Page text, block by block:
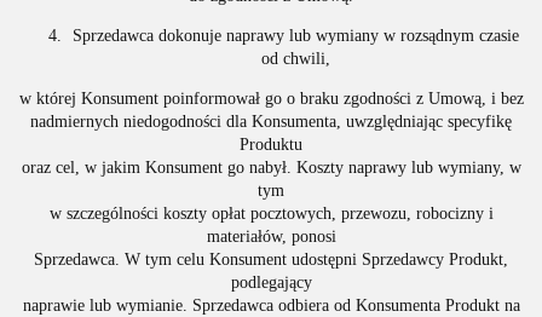
Sprzedawca dokonuje naprawy lub wymiany w rozsądnym czasie
od chwili,
w której Konsument poinformował go o braku zgodności z Umową, i bez
nadmiernych niedogodności dla Konsumenta, uwzględniając specyfikę
Produktu
oraz cel, w jakim Konsument go nabył. Koszty naprawy lub wymiany, w
tym
w szczególności koszty opłat pocztowych, przewozu, robocizny i
materiałów, ponosi
Sprzedawca. W tym celu Konsument udostępni Sprzedawcy Produkt,
podlegający
naprawie lub wymianie. Sprzedawca odbiera od Konsumenta Produkt na